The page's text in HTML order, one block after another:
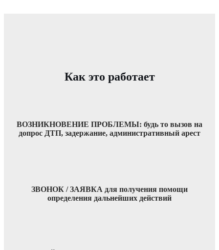
Как это работает
ВОЗНИКНОВЕНИЕ ПРОБЛЕМЫ: будь то вызов на
допрос ДТП, задержание, административный арест
ЗВОНОК / ЗАЯВКА для получения помощи
определения дальнейших действий